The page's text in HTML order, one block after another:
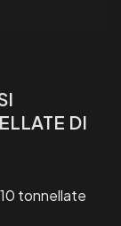
DI
tonnellate